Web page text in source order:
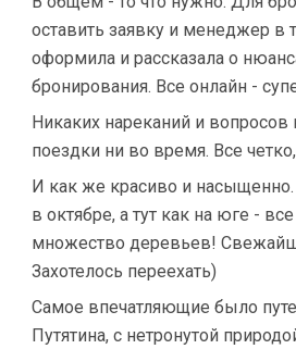
оставить заявку и менеджер в
оформила и рассказала о
бронирования. Все онлайн -
Никаких нареканий и вопросов
поездки ни во время. Все
И как же красиво и
в октябре, а тут как на юге -
множество деревьев!
Захотелось переехать)
Самое впечатляющие было
Путятина, с нетронутой